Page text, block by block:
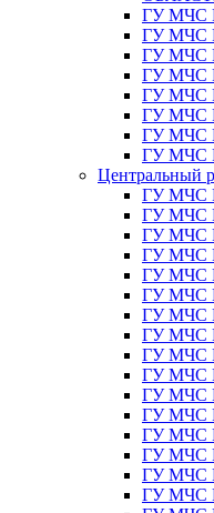
ГУ МЧС
ГУ МЧС
ГУ МЧС
ГУ МЧС
ГУ МЧС
ГУ МЧС
ГУ МЧС
ГУ МЧС
Центральный
ГУ МЧС
ГУ МЧС
ГУ МЧС
ГУ МЧС
ГУ МЧС
ГУ МЧС
ГУ МЧС
ГУ МЧС
ГУ МЧС
ГУ МЧС
ГУ МЧС
ГУ МЧС
ГУ МЧС
ГУ МЧС
ГУ МЧС
ГУ МЧС